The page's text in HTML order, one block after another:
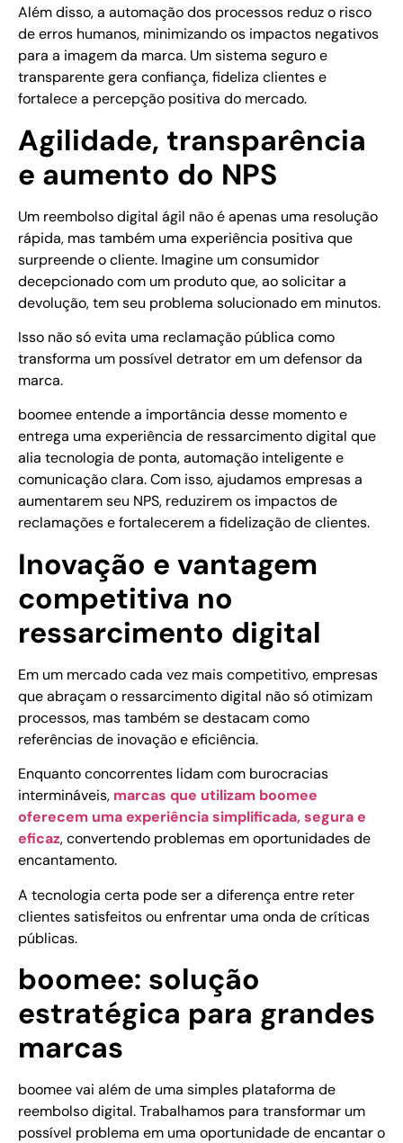
Além disso, a automação dos processos reduz o risco
de erros humanos, minimizando os impactos negativos
para a imagem da marca. Um sistema seguro e
transparente gera confiança, fideliza clientes e
fortalece a percepção positiva do mercado.
Agilidade, transparência
e aumento do NPS
Um reembolso digital ágil não é apenas uma resolução
rápida, mas também uma experiência positiva que
surpreende o cliente. Imagine um consumidor
decepcionado com um produto que, ao solicitar a
devolução, tem seu problema solucionado em minutos.
Isso não só evita uma reclamação pública como
transforma um possível detrator em um defensor da
marca.
boomee entende a importância desse momento e
entrega uma experiência de ressarcimento digital que
alia tecnologia de ponta, automação inteligente e
comunicação clara. Com isso, ajudamos empresas a
aumentarem seu NPS, reduzirem os impactos de
reclamações e fortalecerem a fidelização de clientes.
Inovação e vantagem
competitiva no
ressarcimento digital
Em um mercado cada vez mais competitivo, empresas
que abraçam o ressarcimento digital não só otimizam
processos, mas também se destacam como
referências de inovação e eficiência.
Enquanto concorrentes lidam com burocracias
intermináveis, marcas que utilizam boomee
oferecem uma experiência simplificada, segura e
eficaz, convertendo problemas em oportunidades de
encantamento.
A tecnologia certa pode ser a diferença entre reter
clientes satisfeitos ou enfrentar uma onda de críticas
públicas.
boomee: solução
estratégica para grandes
marcas
boomee vai além de uma simples plataforma de
reembolso digital. Trabalhamos para transformar um
possível problema em uma oportunidade de encantar o